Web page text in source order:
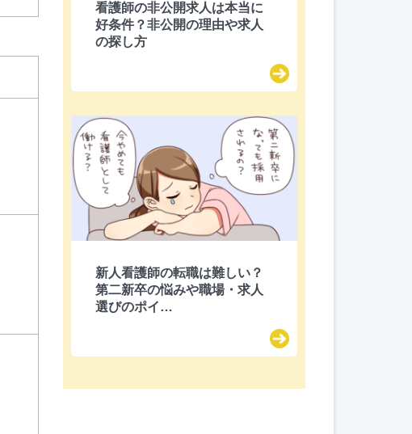
看護師の非公開求人は本当に
好条件？非公開の理由や求人
の探し方
新人看護師の転職は難しい？
第二新卒の悩みや職場・求人
選びのポイ…